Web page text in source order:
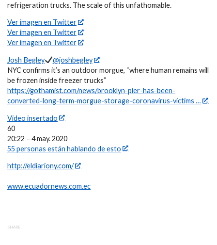
refrigeration trucks. The scale of this unfathomable.
Ver imagen en Twitter
Ver imagen en Twitter
Ver imagen en Twitter
Josh Begley
@joshbegley
NYC confirms it’s an outdoor morgue, “where human remains will
be frozen inside freezer trucks”
https://gothamist.com/news/brooklyn-pier-has-been-
converted-long-term-morgue-storage-coronavirus-victims …
Video insertado
60
20:22 – 4 may. 2020
55 personas están hablando de esto
http://eldiariony.com/
www.ecuadornews.com.ec
SHARE